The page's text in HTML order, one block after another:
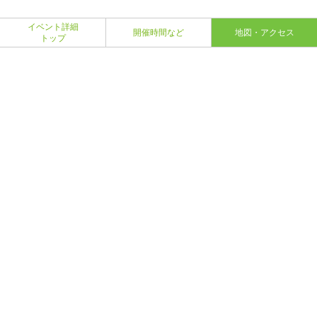
イベント詳細
トップ
開催時間など 地図・アクセス